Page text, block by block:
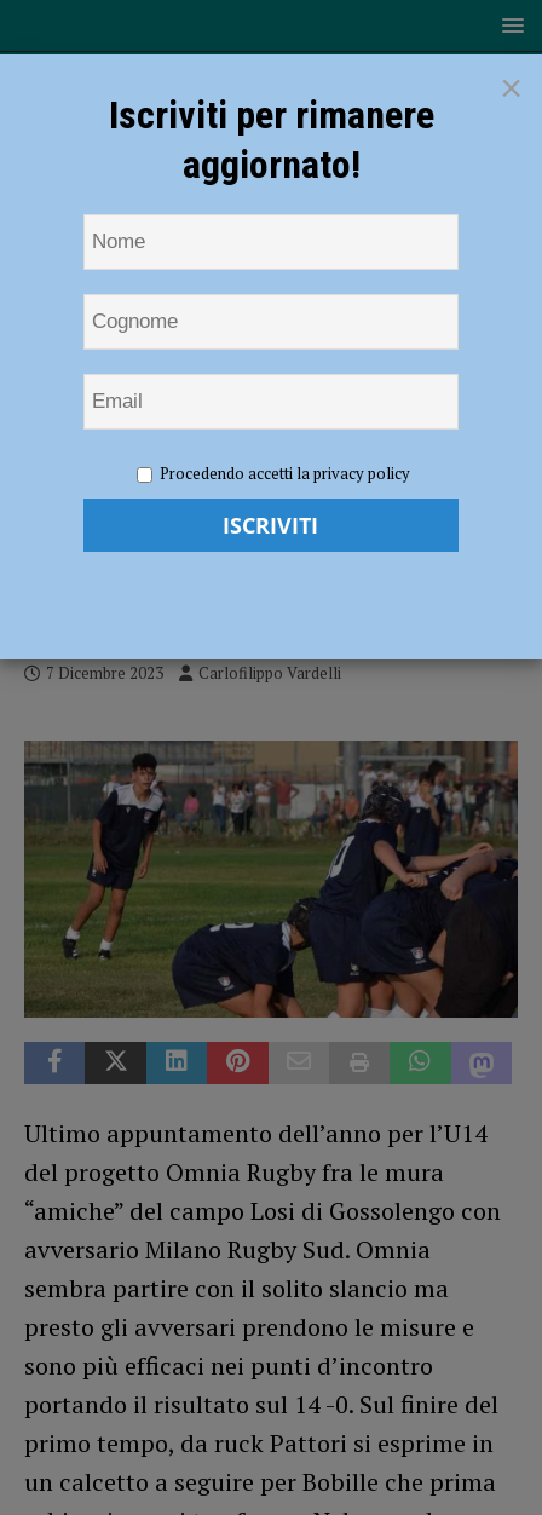
weekend: rimonta mozzafiato dell’U14, l’U18 perde a Carpi
Rugby – Omnia Piacenza, i risultati del
7 Dicembre 2023 Carlofilippo Vardelli
Ultimo appuntamento dell’anno per l’U14
del progetto Omnia Rugby fra le mura
“amiche” del campo Losi di Gossolengo con
avversario Milano Rugby Sud. Omnia
sembra partire con il solito slancio ma
presto gli avversari prendono le misure e
sono più efficaci nei punti d’incontro
portando il risultato sul 14 -0. Sul finire del
primo tempo, da ruck Pattori si esprime in
un calcetto a seguire per Bobille che prima
×
Iscriviti per rimanere
aggiornato!
Procedendo accetti la privacy policy